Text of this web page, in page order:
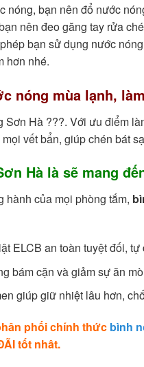
nóng, bạn nên đổ nước
nên đeo găng tay rửa
bạn sử dụng nước
hơn nhé.
nóng mùa lạnh,
Hà ???. Với ưu điểm
vết bẩn, giúp chén bát
Hà là sẽ mang
hành của mọi phòng tắm,
ELCB an toàn tuyệt đối,
bám cặn và giảm sự ăn
giúp giữ nhiệt lâu hơn,
phối chính thức bình
tốt nhât.